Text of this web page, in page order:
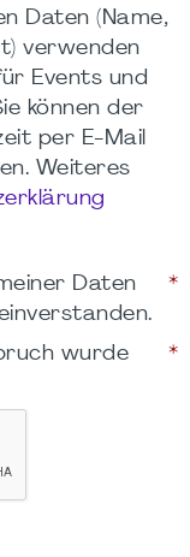
Daten (Name,
verwenden
Events und
können der
per E-Mail
Weiteres
Daten
*
wurde
*